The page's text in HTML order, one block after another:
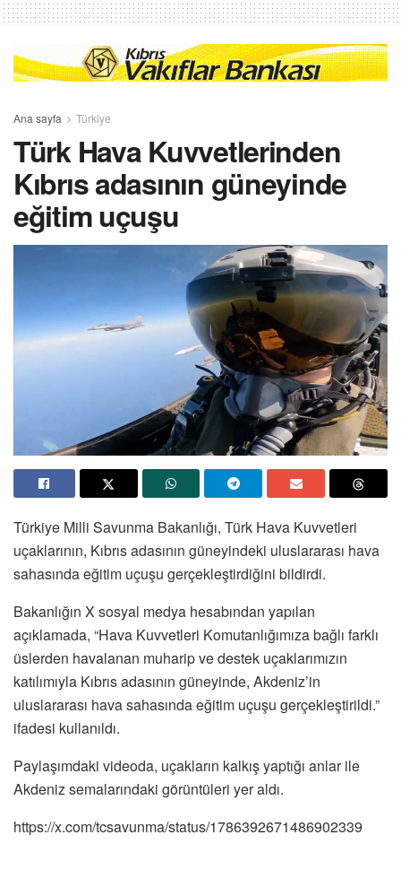
Ana sayfa Türkiye
Türk Hava Kuvvetlerinden
Kıbrıs adasının güneyinde
eğitim uçuşu
Türkiye Milli Savunma Bakanlığı, Türk Hava Kuvvetleri
uçaklarının, Kıbrıs adasının güneyindeki uluslararası hava
sahasında eğitim uçuşu gerçekleştirdiğini bildirdi.
Bakanlığın X sosyal medya hesabından yapılan
açıklamada, “Hava Kuvvetleri Komutanlığımıza bağlı farklı
üslerden havalanan muharip ve destek uçaklarımızın
katılımıyla Kıbrıs adasının güneyinde, Akdeniz’in
uluslararası hava sahasında eğitim uçuşu gerçekleştirildi.”
ifadesi kullanıldı.
Paylaşımdaki videoda, uçakların kalkış yaptığı anlar ile
Akdeniz semalarındaki görüntüleri yer aldı.
https://x.com/tcsavunma/status/1786392671486902339